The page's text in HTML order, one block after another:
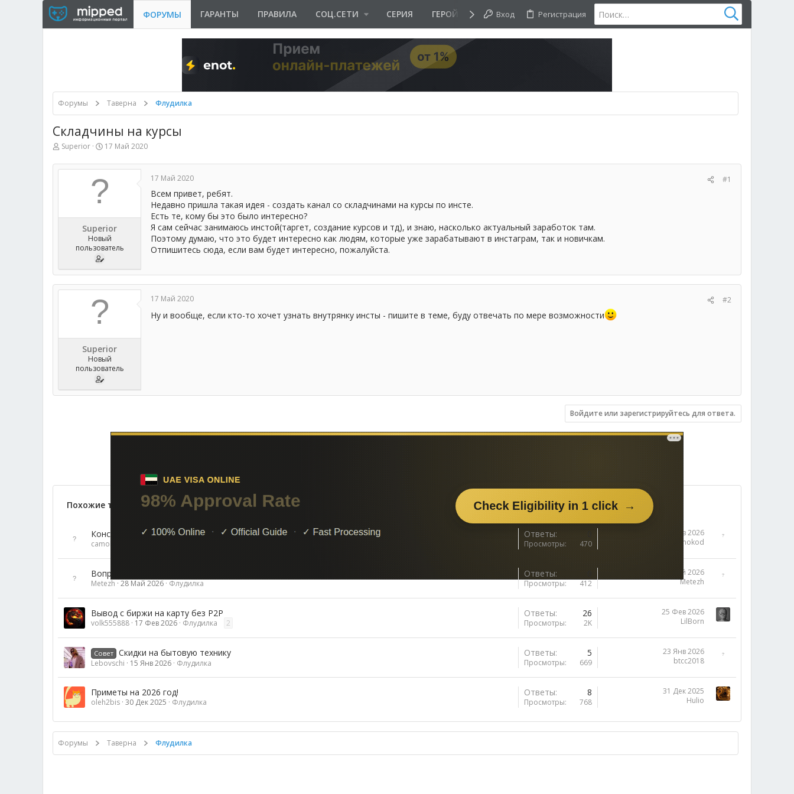
ФОРУМЫ ГАРАНТЫ ПРАВИЛА СОЦ.СЕТИ СЕРИЯ ГЕРОЙ ДНЯ Вход Регистрация
Форумы Таверна Флудилка
Складчины на курсы
А
т
Superior
Д
т
н
а
а
17 Май 2020
Superior
Новый
пользователь
17 Май 2020 #1
Всем привет, ребят.
Недавно пришла такая идея - создать канал со складчинами на курсы по инсте.
Есть те, кому бы это было интересно?
Я сам сейчас занимаюсь инстой(таргет, создание курсов и тд), и знаю, насколько актуальный заработок там.
Поэтому думаю, что это будет интересно как людям, которые уже зарабатывают в инстаграм, так и новичкам.
Отпишитесь сюда, если вам будет интересно, пожалуйста.
Superior
Новый
пользователь
17 Май 2020 #2
Ну и вообще, если кто-то хочет узнать внутрянку инсты - пишите в теме, буду отвечать по мере возможности
Войдите или зарегистрируйтесь для ответа.
Похожие темы
Конструктора на месте?
camokod
Ответы
Просмотры 470
16 Фев 2026
camokod
Вопрос по рефкам на промокоды
Metezh 28 Май 2026 Флудилка
Ответы
Просмотры 412
28 Май 2026
Metezh
Вывод с биржи на карту без P2P
volk555888 17 Фев 2026 Флудилка 2
Ответы 26
Просмотры 2K
25 Фев 2026
LilBorn
Совет Скидки на бытовую технику
Lebovschi 15 Янв 2026 Флудилка
Ответы 5
Просмотры 669
23 Янв 2026
btcc2018
Приметы на 2026 год!
oleh2bis 30 Дек 2025 Флудилка
Ответы 8
Просмотры 768
31 Дек 2025
Hulio
Форумы Таверна Флудилка